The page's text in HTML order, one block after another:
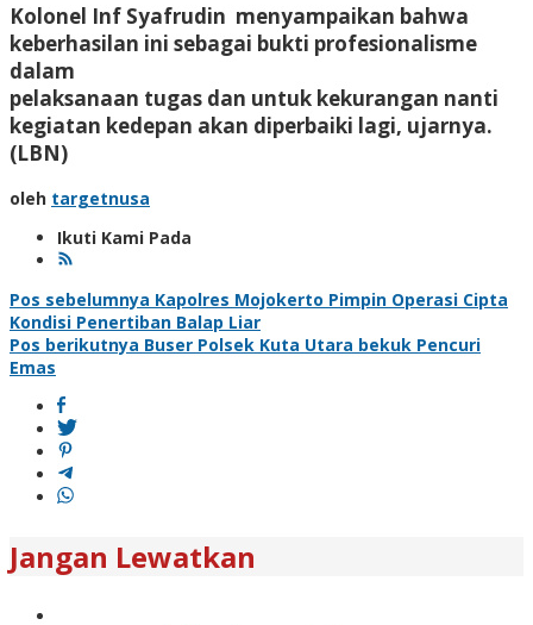
Kolonel Inf Syafrudin menyampaikan bahwa
keberhasilan ini sebagai bukti profesionalisme
dalam
pelaksanaan tugas dan untuk kekurangan nanti
kegiatan kedepan akan diperbaiki lagi, ujarnya.
(LBN)
oleh targetnusa
Ikuti Kami Pada
Navigasi
pos
Pos sebelumnya Kapolres Mojokerto Pimpin Operasi Cipta
Kondisi Penertiban Balap Liar
Pos berikutnya Buser Polsek Kuta Utara bekuk Pencuri
Emas
Jangan Lewatkan